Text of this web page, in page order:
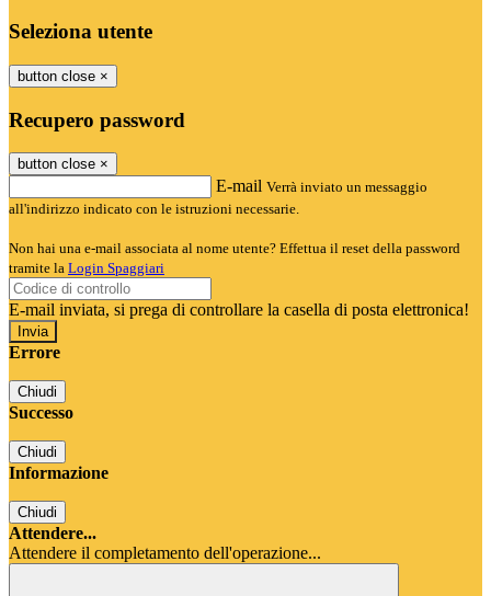
Seleziona utente
button close ×
Recupero password
button close ×
E-mail Verrà inviato un messaggio
all'indirizzo indicato con le istruzioni necessarie.
Non hai una e-mail associata al nome utente? Effettua il reset della password
tramite la Login Spaggiari
E-mail inviata, si prega di controllare la casella di posta elettronica!
Errore
Chiudi
Successo
Chiudi
Informazione
Chiudi
Attendere...
Attendere il completamento dell'operazione...